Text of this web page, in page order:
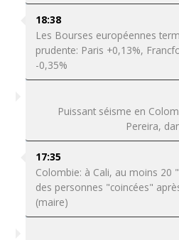
18:38
Les Bourses européennes
prudente: Paris +0,13%,
-0,35%
Puissant séisme en
Pereira,
17:35
Colombie: à Cali, au moins 20
des personnes "coincées"
(maire)